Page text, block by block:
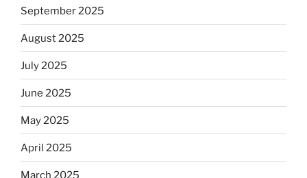
September 2025
August 2025
July 2025
June 2025
May 2025
April 2025
March 2025